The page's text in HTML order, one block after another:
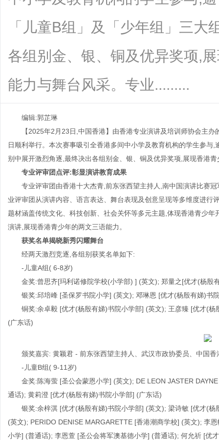
「儿童B组」及「少年组」三
各组别金、银、铜及优异奖项,
能力与舞台风采。专业.........
编辑:郭芷琳
【2025年2月23日,中国香港】由香港专业演讲及培训师协会主
日顺利举行。本次赛事吸引全香港多间中小学及教育机构的学生参
别中展开激烈角逐,最终决出各组别金、银、铜及优异奖项,展现香港
专业评审团点评:彰显演讲教育成果
专业评审团由香港十大杰青,前东张西望主持人,南中国演讲比赛
业评审团从演讲内容、语言表达、舞台表现及创意呈现等多维度进
题材涵盖传统文化、科技创新、社会关怀等多元主题,体现香港青少
演讲,展现香港青少年的两文三语能力。
获奖名单揭晓新秀闪耀舞台
经两天激烈竞逐,各组别获奖名单如下:
-儿童A组( 6-8岁)
金奖:曾思齐[玛利诺修院学校(小学部) ] (英文); 郑量之[优才(杨殷
银奖:邱培峰 [圣保罗书院小学] (英文); 邓琳恩 [优才(杨殷有娣)
铜奖:余卓毅 [优才(杨殷有娣)书院小学部] (英文); 王彦臻 [优才(
(广东话)
颁奖嘉宾: 黄颖君 - 前东张西望主持人、武汉市政协委员、中国
-儿童B组( 9-11岁)
金奖:陈海萤 [圣公会蒙恩小学] (英文); DE LEON JASTER
通话); 黄莉澄 [优才(杨殷有娣)书院小学部] (广东话)
银奖:余梓淇 [优才(杨殷有娣)书院小学部] (英文); 梁诗敏 [优才(
(英文); PERIDO DENISE MARGARETTE [香港潮商学校] (英文); 李
小学] (普通话); 李恩萱 [圣公会将军澳基德小学] (普通话); 何允祈 [优